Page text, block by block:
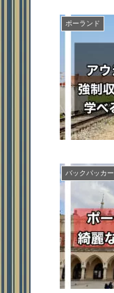
ポーランド
バックパッカー